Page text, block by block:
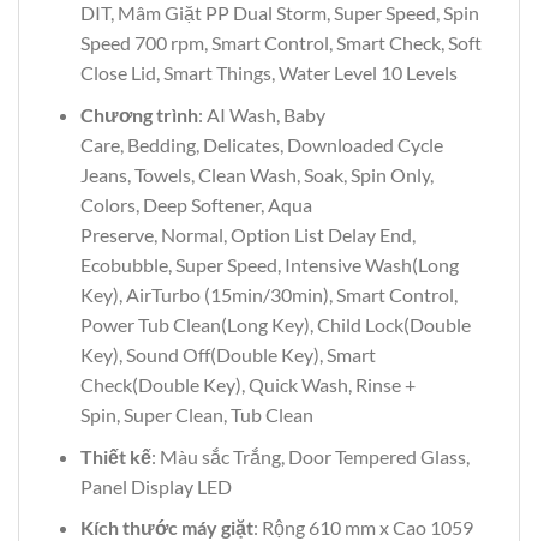
DIT, Mâm Giặt PP Dual Storm, Super Speed, Spin
Speed 700 rpm, Smart Control, Smart Check, Soft
Close Lid, Smart Things, Water Level 10 Levels
Chương trình: AI Wash, Baby
Care, Bedding, Delicates, Downloaded Cycle
Jeans, Towels, Clean Wash, Soak, Spin Only,
Colors, Deep Softener, Aqua
Preserve, Normal, Option List Delay End,
Ecobubble, Super Speed, Intensive Wash(Long
Key), AirTurbo (15min/30min), Smart Control,
Power Tub Clean(Long Key), Child Lock(Double
Key), Sound Off(Double Key), Smart
Check(Double Key), Quick Wash, Rinse +
Spin, Super Clean, Tub Clean
Thiết kế: Màu sắc Trắng, Door Tempered Glass,
Panel Display LED
Kích thước máy giặt: Rộng 610 mm x Cao 1059